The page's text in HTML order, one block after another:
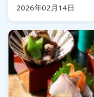
2026年02月14日